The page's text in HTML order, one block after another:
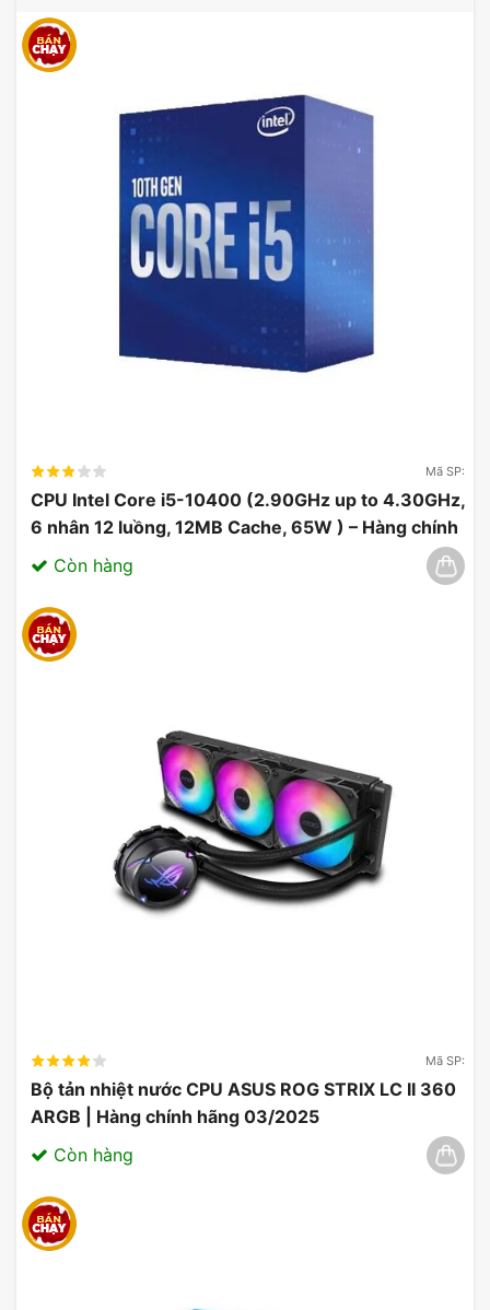
Mã SP:
CPU Intel Core i5-10400 (2.90GHz up to 4.30GHz,
6 nhân 12 luồng, 12MB Cache, 65W ) – Hàng chính
hãng 03/2025
Còn hàng
Mã SP:
Bộ tản nhiệt nước CPU ASUS ROG STRIX LC II 360
ARGB | Hàng chính hãng 03/2025
Còn hàng